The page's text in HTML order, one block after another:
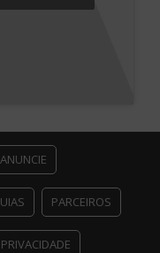
ANUNCIE
PARCEIROS